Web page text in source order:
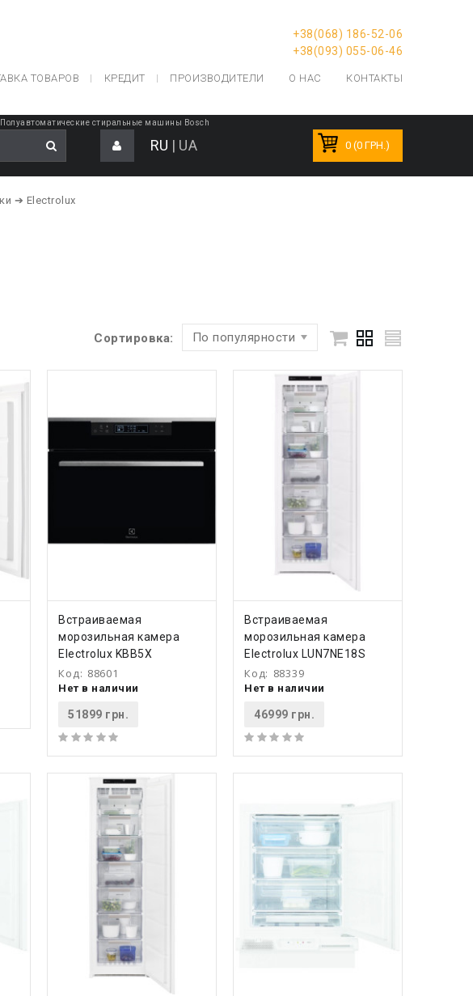
+38(068) 186-52-06
+38(093) 055-06-46
ТОВАРОВ КРЕДИТ ПРОИЗВОДИТЕЛИ О НАС КОНТАКТЫ
Полуавтоматические стиральные машины Bosch
RU | UA 0 (0 ГРН.)
➔ Electrolux
Сортировка: По популярности
КУПИТЬ
Встраиваемая
морозильная камера
Electrolux KBB5X
Код: 88601
Нет в наличии
51899 грн.
КУПИТЬ
Встраиваемая
морозильная камера
Electrolux LUN7NE18S
Код: 88339
Нет в наличии
46999 грн.